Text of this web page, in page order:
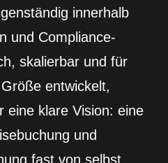
innerhalb
und Compliance-
skalierbar und für
entwickelt,
eine klare Vision: eine
und
fast von selbst